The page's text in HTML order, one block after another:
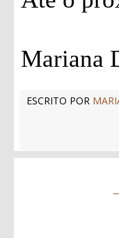
Mariana
ESCRITO POR